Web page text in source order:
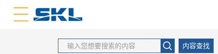
中文版 英文版
内容查找